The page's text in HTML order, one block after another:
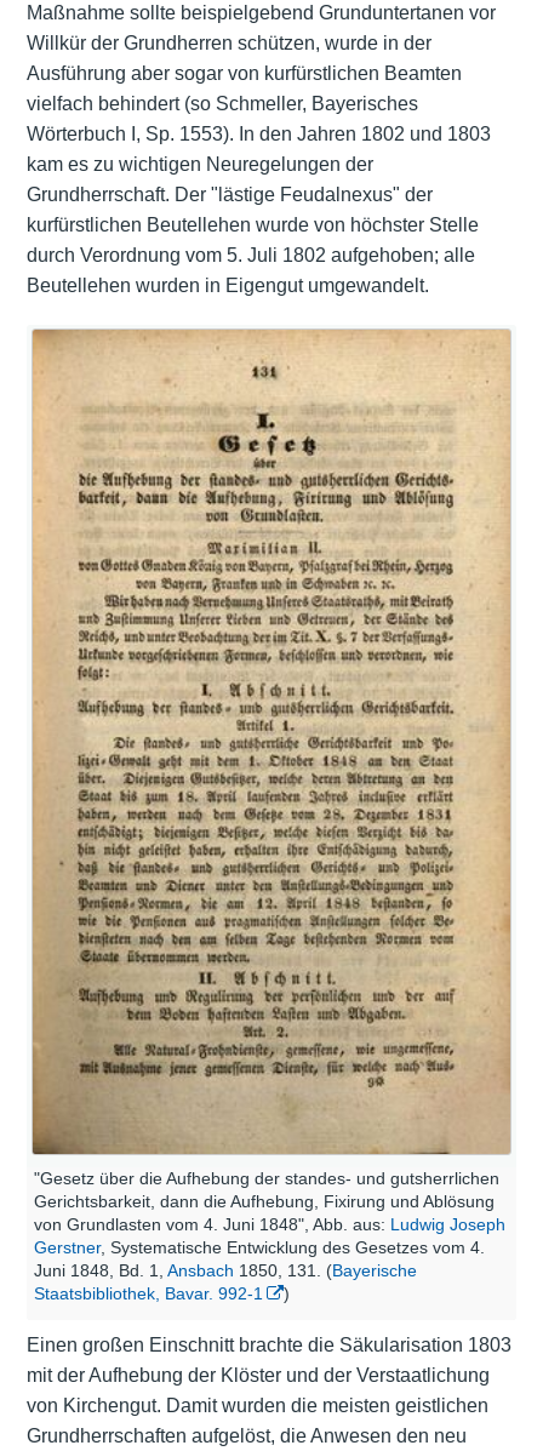
Maßnahme sollte beispielgebend Grunduntertanen vor
Willkür der Grundherren schützen, wurde in der
Ausführung aber sogar von kurfürstlichen Beamten
vielfach behindert (so Schmeller, Bayerisches
Wörterbuch I, Sp. 1553). In den Jahren 1802 und 1803
kam es zu wichtigen Neuregelungen der
Grundherrschaft. Der "lästige Feudalnexus" der
kurfürstlichen Beutellehen wurde von höchster Stelle
durch Verordnung vom 5. Juli 1802 aufgehoben; alle
Beutellehen wurden in Eigengut umgewandelt.
"Gesetz über die Aufhebung der standes- und gutsherrlichen
Gerichtsbarkeit, dann die Aufhebung, Fixirung und Ablösung
von Grundlasten vom 4. Juni 1848", Abb. aus: Ludwig Joseph
Gerstner, Systematische Entwicklung des Gesetzes vom 4.
Juni 1848, Bd. 1, Ansbach 1850, 131. (Bayerische
Staatsbibliothek, Bavar. 992-1
)
Einen großen Einschnitt brachte die Säkularisation 1803
mit der Aufhebung der Klöster und der Verstaatlichung
von Kirchengut. Damit wurden die meisten geistlichen
Grundherrschaften aufgelöst, die Anwesen den neu